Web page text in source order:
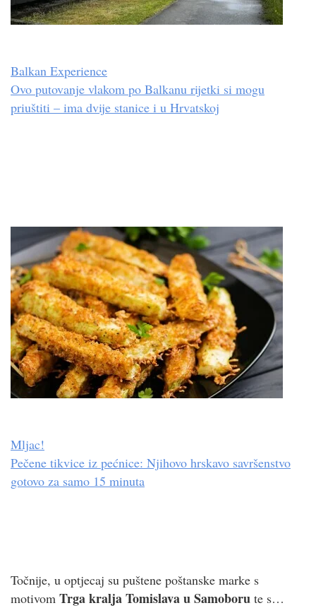
Balkan Experience
Ovo putovanje vlakom po Balkanu rijetki si mogu
priuštiti – ima dvije stanice i u Hrvatskoj
Mljac!
Pečene tikvice iz pećnice: Njihovo hrskavo savršenstvo
gotovo za samo 15 minuta
Točnije, u optjecaj su puštene poštanske marke s
motivom Trga kralja Tomislava u Samoboru te s…